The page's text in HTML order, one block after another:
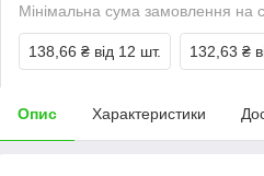
Мінімальна сума замовлення на
138,66 ₴ від 12 шт. 132,63 ₴
Опис Характеристики